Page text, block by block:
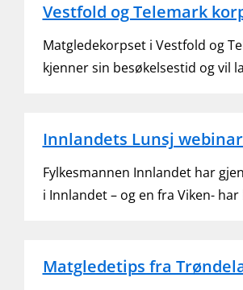
Vestfold og Telemark
Matgledekorpset i Vestfold og
kjenner sin besøkelsestid og vil
Innlandets Lunsj
Fylkesmannen Innlandet har
i Innlandet – og en fra Viken-
Matgledetips fra